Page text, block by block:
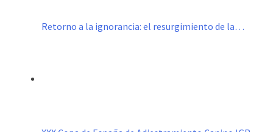
Retorno a la ignorancia: el resurgimiento de la…